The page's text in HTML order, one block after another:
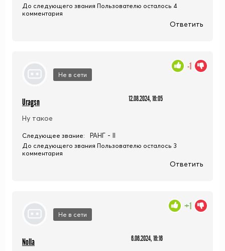
До следующего звания Пользователю осталось 4
комментария
Ответить
Не в сети
Uragsn 12.08.2024, 16:05
Ну такое
-1
Следующее звание: РАНГ - II
До следующего звания Пользователю осталось 3
комментария
Ответить
Не в сети
Nolla 6.06.2024, 16:16
+1